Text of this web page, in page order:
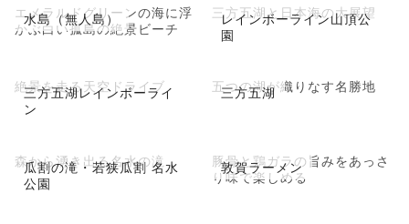
水島（無人島）
エメラルドグリーンの海に浮
かぶ白い孤島の絶景ビーチ
レインボーライン山頂公
園
三方五湖と日本海の大展望
三方五湖レインボーライ
ン
絶景を走る天空ドライブ 三方五湖
五つの湖が織りなす名勝地
瓜割の滝・若狭瓜割 名水
公園
森から湧き出る名水の滝 敦賀ラーメン
豚骨と鶏ガラの旨みをあっさ
り味で楽しめる